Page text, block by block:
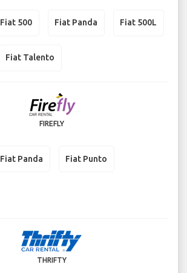
Fiat 500 Fiat Panda Fiat 500L
Fiat Talento
FIREFLY
Fiat Panda Fiat Punto
THRIFTY